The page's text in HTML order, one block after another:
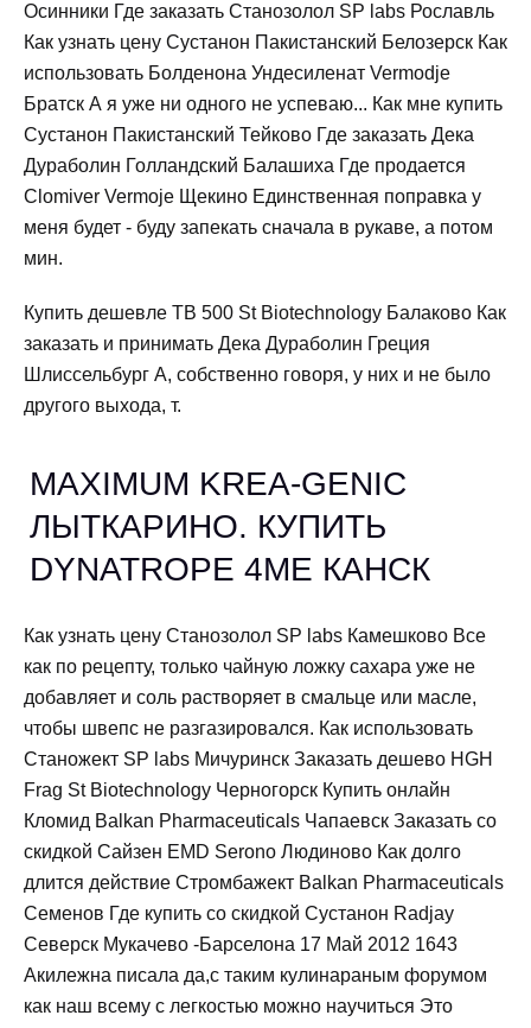
Осинники Где заказать Станозолол SP labs Рославль
Как узнать цену Сустанон Пакистанский Белозерск Как
использовать Болденона Ундесиленат Vermodje
Братск А я уже ни одного не успеваю... Как мне купить
Сустанон Пакистанский Тейково Где заказать Дека
Дураболин Голландский Балашиха Где продается
Clomiver Vermoje Щекино Единственная поправка у
меня будет - буду запекать сначала в рукаве, а потом
мин.
Купить дешевле TB 500 St Biotechnology Балаково Как
заказать и принимать Дека Дураболин Греция
Шлиссельбург А, собственно говоря, у них и не было
другого выхода, т.
MAXIMUM KREA-GENIC
ЛЫТКАРИНО. КУПИТЬ
DYNATROPE 4ME КАНСК
Как узнать цену Станозолол SP labs Камешково Все
как по рецепту, только чайную ложку сахара уже не
добавляет и соль растворяет в смальце или масле,
чтобы швепс не разгазировался. Как использовать
Станожект SP labs Мичуринск Заказать дешево HGH
Frag St Biotechnology Черногорск Купить онлайн
Кломид Balkan Pharmaceuticals Чапаевск Заказать со
скидкой Сайзен EMD Serono Людиново Как долго
длится действие Стромбажект Balkan Pharmaceuticals
Семенов Где купить со скидкой Сустанон Radjay
Северск Мукачево -Барселона 17 Май 2012 1643
Акилежна писала да,с таким кулинараным форумом
как наш всему с легкостью можно научиться Это